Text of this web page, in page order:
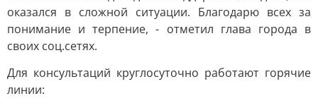
оказался в сложной ситуации. Благодарю всех за
понимание и терпение, - отметил глава города в
своих соц.сетях.
Для консультаций круглосуточно работают горячие
линии: